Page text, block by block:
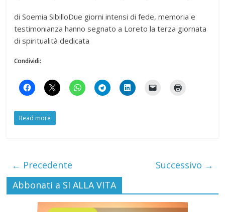
di Soemia SibilloDue giorni intensi di fede, memoria e
testimonianza hanno segnato a Loreto la terza giornata
di spiritualità dedicata
Condividi:
Read more
← Precedente
Successivo →
Abbonati a SI ALLA VITA